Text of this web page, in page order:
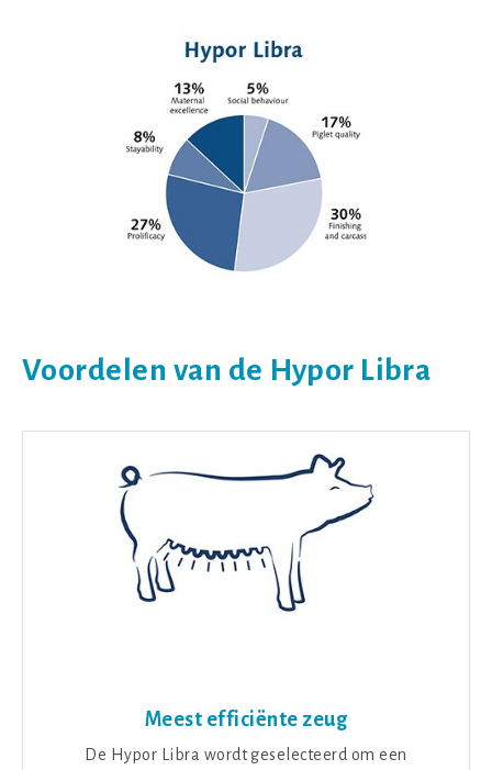
Voordelen van de Hypor Libra
Meest efficiënte zeug
De Hypor Libra wordt geselecteerd om een